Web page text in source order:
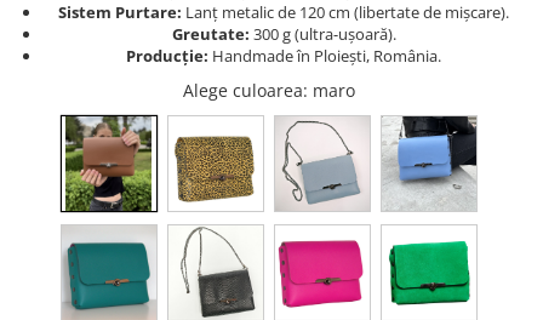
Sistem Purtare: Lanț metalic de 120 cm (libertate de mișcare).
Greutate: 300 g (ultra-ușoară).
Producție: Handmade în Ploiești, România.
Alege culoarea: maro